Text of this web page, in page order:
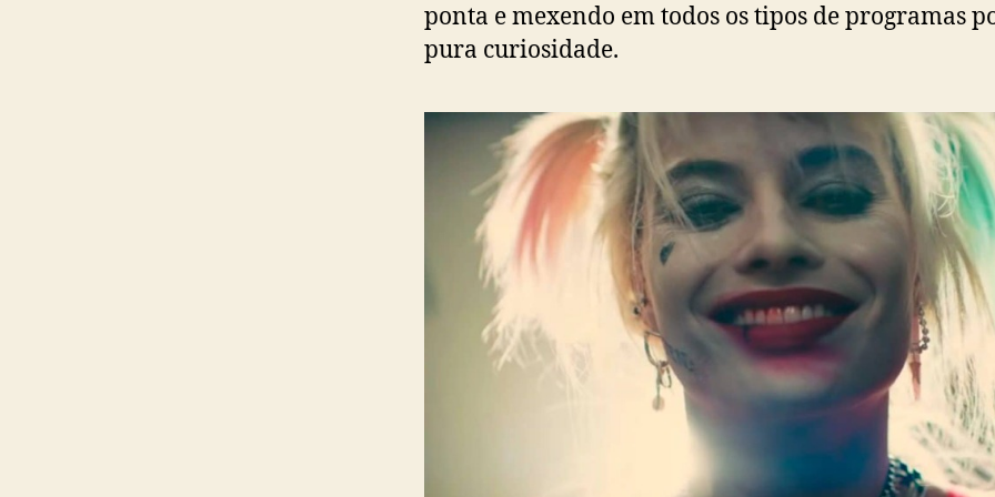
ponta e mexendo em todos os tipos de programas
pura curiosidade.